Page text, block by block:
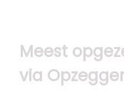
Meest
via